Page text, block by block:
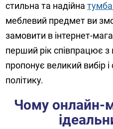
стильна та надійнатумба
меблевий предмет ви
замовити в інтернет-
перший рік співпрацює
пропонує великий вибір
політику.
Чому онлайн-